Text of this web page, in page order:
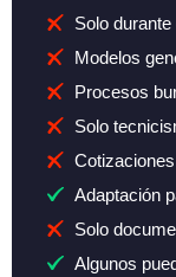
Solo
Modelos
Procesos
Solo
Adaptación
Solo
Algunos